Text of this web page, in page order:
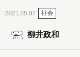
2021.05.07 社会
柳井政和